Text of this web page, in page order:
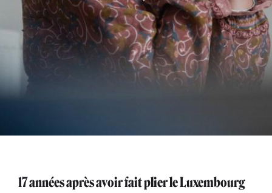
17 années après avoir fait plier le Luxembourg